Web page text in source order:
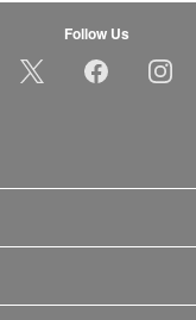
Follow Us